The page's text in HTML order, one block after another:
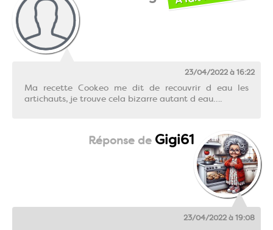
23/04/2022 à 16:22
Ma recette Cookeo me dit de recouvrir d eau les
artichauts, je trouve cela bizarre autant d eau….
Gigi61
23/04/2022 à 19:08